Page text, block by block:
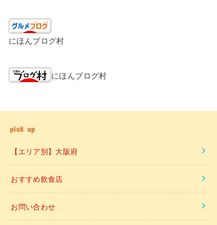
にほんブログ村
にほんブログ村
pick up
【エリア別】大阪府
おすすめ飲食店
お問い合わせ